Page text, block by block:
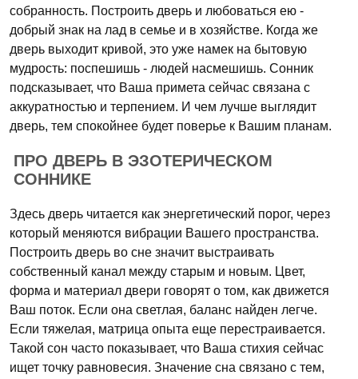
собранность. Построить дверь и любоваться ею -
добрый знак на лад в семье и в хозяйстве. Когда же
дверь выходит кривой, это уже намек на бытовую
мудрость: поспешишь - людей насмешишь. Сонник
подсказывает, что Ваша примета сейчас связана с
аккуратностью и терпением. И чем лучше выглядит
дверь, тем спокойнее будет поверье к Вашим планам.
ПРО ДВЕРЬ В ЭЗОТЕРИЧЕСКОМ
СОННИКЕ
Здесь дверь читается как энергетический порог, через
который меняются вибрации Вашего пространства.
Построить дверь во сне значит выстраивать
собственный канал между старым и новым. Цвет,
форма и материал двери говорят о том, как движется
Ваш поток. Если она светлая, баланс найден легче.
Если тяжелая, матрица опыта еще перестраивается.
Такой сон часто показывает, что Ваша стихия сейчас
ищет точку равновесия. Значение сна связано с тем,